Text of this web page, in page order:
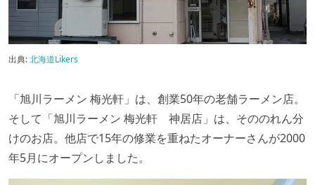
出典:北海道Likers
「旭川ラーメン 梅光軒」は、創業50年の老舗ラーメン店。
そして「旭川ラーメン 梅光軒 神居店」は、そののれん分
けのお店。他店で15年の修業を重ねたオーナーさんが2000
年5月にオープンしました。